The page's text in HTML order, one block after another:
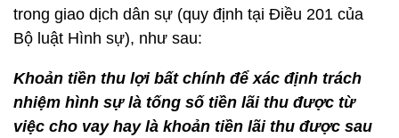
trong giao dịch dân sự (quy định tại Điều 201 của
Bộ luật Hình sự), như sau:
Khoản tiền thu lợi bất chính để xác định trách
nhiệm hình sự là tống số tiền lãi thu được từ
việc cho vay hay là khoản tiền lãi thu được sau